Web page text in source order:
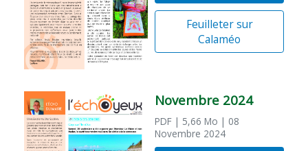
Feuilleter sur
Calaméo
Novembre 2024
PDF | 5,66 Mo | 08
Novembre 2024